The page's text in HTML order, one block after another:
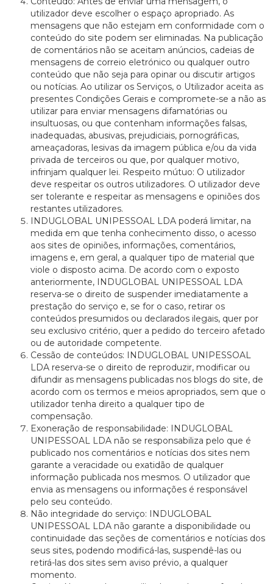
utilizador deve escolher o espaço apropriado. As
mensagens que não estejam em conformidade com o
conteúdo do site podem ser eliminadas. Na publicação
de comentários não se aceitam anúncios, cadeias de
mensagens de correio eletrónico ou qualquer outro
conteúdo que não seja para opinar ou discutir artigos
ou notícias. Ao utilizar os Serviços, o Utilizador aceita as
presentes Condições Gerais e compromete-se a não as
utilizar para enviar mensagens difamatórias ou
insultuosas, ou que contenham informações falsas,
inadequadas, abusivas, prejudiciais, pornográficas,
ameaçadoras, lesivas da imagem pública e/ou da vida
privada de terceiros ou que, por qualquer motivo,
infrinjam qualquer lei. Respeito mútuo: O utilizador
deve respeitar os outros utilizadores. O utilizador deve
ser tolerante e respeitar as mensagens e opiniões dos
restantes utilizadores.
INDUGLOBAL UNIPESSOAL LDA poderá limitar, na
medida em que tenha conhecimento disso, o acesso
aos sites de opiniões, informações, comentários,
imagens e, em geral, a qualquer tipo de material que
viole o disposto acima. De acordo com o exposto
anteriormente, INDUGLOBAL UNIPESSOAL LDA
reserva-se o direito de suspender imediatamente a
prestação do serviço e, se for o caso, retirar os
conteúdos presumidos ou declarados ilegais, quer por
seu exclusivo critério, quer a pedido do terceiro afetado
ou de autoridade competente.
Cessão de conteúdos: INDUGLOBAL UNIPESSOAL
LDA reserva-se o direito de reproduzir, modificar ou
difundir as mensagens publicadas nos blogs do site, de
acordo com os termos e meios apropriados, sem que o
utilizador tenha direito a qualquer tipo de
compensação.
Exoneração de responsabilidade: INDUGLOBAL
UNIPESSOAL LDA não se responsabiliza pelo que é
publicado nos comentários e notícias dos sites nem
garante a veracidade ou exatidão de qualquer
informação publicada nos mesmos. O utilizador que
envia as mensagens ou informações é responsável
pelo seu conteúdo.
Não integridade do serviço: INDUGLOBAL
UNIPESSOAL LDA não garante a disponibilidade ou
continuidade das seções de comentários e notícias dos
seus sites, podendo modificá-las, suspendê-las ou
retirá-las dos sites sem aviso prévio, a qualquer
momento.